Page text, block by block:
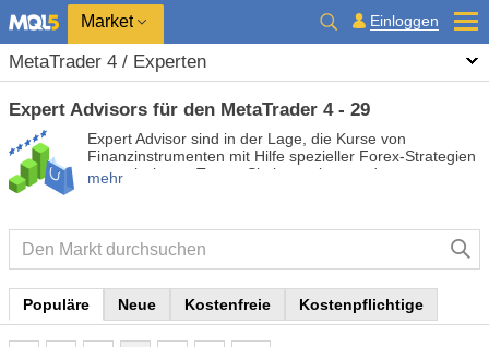
Market Einloggen
MetaTrader 4 / Experten
Expert Advisors für den MetaTrader 4 - 29
Expert Advisor sind in der Lage, die Kurse von
Finanzinstrumenten mit Hilfe spezieller Forex-Strategien
zu analysieren. Testen Sie kostenlose und
mehr
Populäre Neue Kostenfreie Kostenpflichtige